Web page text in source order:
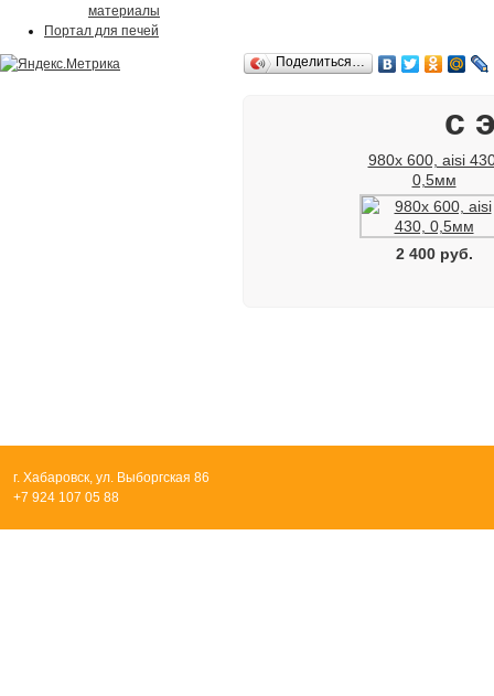
материалы
Портал для печей
Поделиться…
с
980х 600, aisi
0,5мм
2 400 руб.
г. Хабаровск, ул. Выборгская 86
+7 924 107 05 88